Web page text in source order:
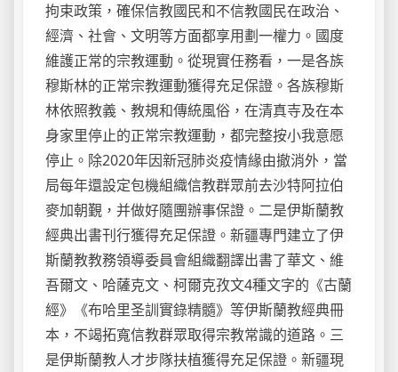
拘束政策，確保信教國民和不信教國民在政治、
經濟、社會、文明等方面都享用劃一權力。國度
維護正常的宗教運動。從現實任務看，一是各族
穆斯林的正常宗教運動獲得充足保證。各族穆斯
林依照教義、教規和傳統風俗，在清真寺及在本
身家里停止的正常宗教運動，都完整按小我意愿
停止。除2020年因新冠肺炎疫情緣由撤消外，當
局每年還設定包機組織信教群眾前去沙特阿拉伯
麥加朝覲，并做好隨團辦事保證。二是伊斯蘭教
經典出書刊行獲得充足保證。新疆專門建立了伊
斯蘭教教務領導委員會組織翻譯出書了華文、維
吾爾文、哈薩克文、柯爾克孜文4種文字的《古蘭
經》《布哈里圣訓實錄精髓》等伊斯蘭教經典冊
本，不竭拓寬信教群眾取得宗教常識的道路。三
是伊斯蘭教人才步隊扶植獲得充足保證。新疆現